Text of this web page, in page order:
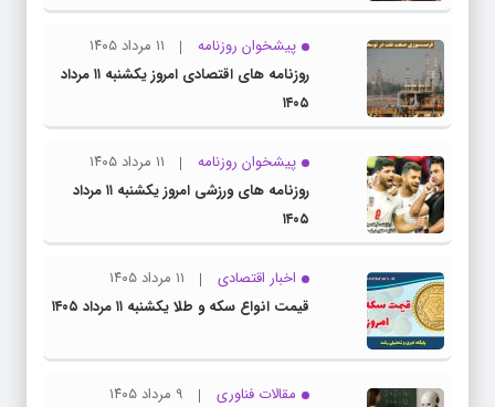
پیشخوان روزنامه
۱۱ مرداد ۱۴۰۵
روزنامه های اقتصادی امروز یکشنبه ۱۱ مرداد
۱۴۰۵
پیشخوان روزنامه
۱۱ مرداد ۱۴۰۵
روزنامه های ورزشی امروز یکشنبه ۱۱ مرداد
۱۴۰۵
اخبار اقتصادی
۱۱ مرداد ۱۴۰۵
قیمت انواع سکه و طلا یکشنبه ۱۱ مرداد ۱۴۰۵
مقالات فناوری
۹ مرداد ۱۴۰۵